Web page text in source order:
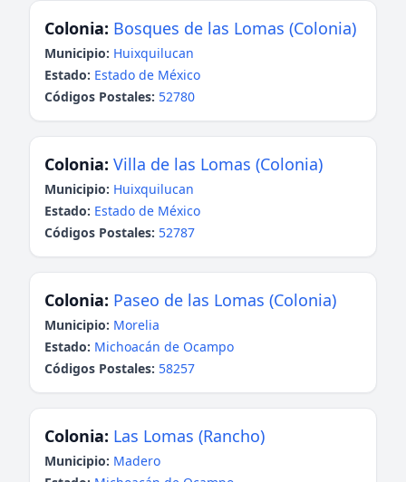
Colonia: Bosques de las Lomas (Colonia)
Municipio: Huixquilucan
Estado: Estado de México
Códigos Postales: 52780
Colonia: Villa de las Lomas (Colonia)
Municipio: Huixquilucan
Estado: Estado de México
Códigos Postales: 52787
Colonia: Paseo de las Lomas (Colonia)
Municipio: Morelia
Estado: Michoacán de Ocampo
Códigos Postales: 58257
Colonia: Las Lomas (Rancho)
Municipio: Madero